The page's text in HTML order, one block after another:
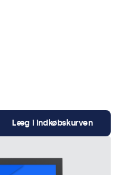
Læg i indkøbskurven